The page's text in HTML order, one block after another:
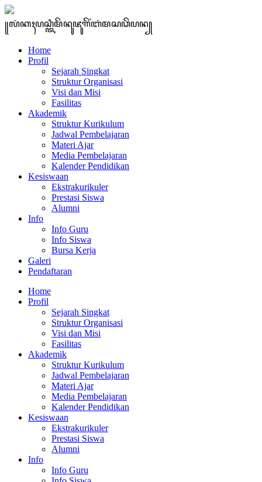
꧋ꦭꦁꦏꦃꦥꦱ꧀ꦠꦶꦩꦼꦤꦸꦗꦸꦒꦼꦂꦧꦁꦩꦱꦣꦼꦥꦤ꧀
Home
Profil
Sejarah Singkat
Struktur Organisasi
Visi dan Misi
Fasilitas
Akademik
Struktur Kurikulum
Jadwal Pembelajaran
Materi Ajar
Media Pembelajaran
Kalender Pendidikan
Kesiswaan
Ekstrakurikuler
Prestasi Siswa
Alumni
Info
Info Guru
Info Siswa
Bursa Kerja
Galeri
Pendaftaran
Home
Profil
Sejarah Singkat
Struktur Organisasi
Visi dan Misi
Fasilitas
Akademik
Struktur Kurikulum
Jadwal Pembelajaran
Materi Ajar
Media Pembelajaran
Kalender Pendidikan
Kesiswaan
Ekstrakurikuler
Prestasi Siswa
Alumni
Info
Info Guru